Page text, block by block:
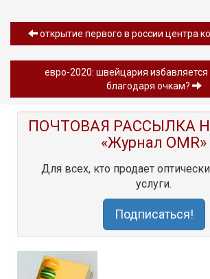
открытие первого в россии центра
евро-2020: швейцария
благодаря очкам?
ПОЧТОВАЯ РАССЫЛКА
«Журнал OMR»
Для всех, кто продает
услуги.
Подписаться!